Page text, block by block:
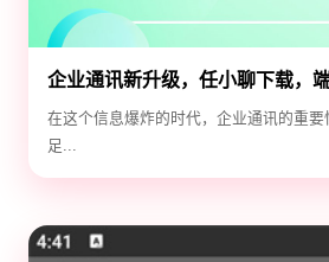
企业通讯新升级，任小聊下载，
效！
在这个信息爆炸的时代，企业通讯的重
足...